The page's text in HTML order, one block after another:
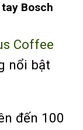
Bosch
Coffee
nổi bật
đến 100